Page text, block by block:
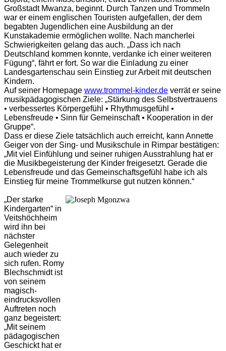
Großstadt Mwanza, beginnt. Durch Tanzen und Trommeln
war er einem englischen Touristen aufgefallen, der dem
begabten Jugendlichen eine Ausbildung an der
Kunstakademie ermöglichen wollte. Nach mancherlei
Schwierigkeiten gelang das auch. „Dass ich nach
Deutschland kommen konnte, verdanke ich einer weiteren
Fügung“, fährt er fort. So war die Einladung zu einer
Landesgartenschau sein Einstieg zur Arbeit mit deutschen
Kindern.
Auf seiner Homepage www.trommel-kinder.de verrät er seine
musikpädagogischen Ziele: „Stärkung des Selbstvertrauens
• verbessertes Körpergefühl • Rhythmusgefühl •
Lebensfreude • Sinn für Gemeinschaft • Kooperation in der
Gruppe“.
Dass er diese Ziele tatsächlich auch erreicht, kann Annette
Geiger von der Sing- und Musikschule in Rimpar bestätigen:
„Mit viel Einfühlung und seiner ruhigen Ausstrahlung hat er
die Musikbegeisterung der Kinder freigesetzt. Gerade die
Lebensfreude und das Gemeinschaftsgefühl habe ich als
Einstieg für meine Trommelkurse gut nutzen können.“
„Der starke
Kindergarten“ in
Veitshöchheim
wird ihn bei
nächster
Gelegenheit
auch wieder zu
sich rufen. Romy
Blechschmidt ist
von seinem
magisch-
eindrucksvollen
Auftreten noch
ganz begeistert:
„Mit seinem
pädagogischen
Geschickt hat er